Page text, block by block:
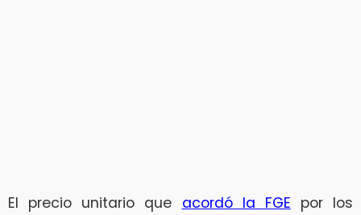
El precio unitario que acordó la FGE por los